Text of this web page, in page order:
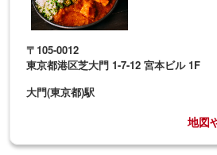
〒105-0012
東京都港区芝大門 1-7-12 宮本ビル 1F
大門(東京都)駅
地図